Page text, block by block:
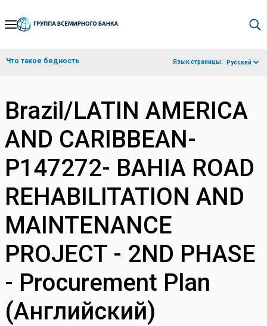
Skip
Navigation
Что такое бедность Язык страницы: Русский
Brazil/LATIN AMERICA
AND CARIBBEAN-
P147272- BAHIA ROAD
REHABILITATION AND
MAINTENANCE
PROJECT - 2ND PHASE
- Procurement Plan
(Английский)